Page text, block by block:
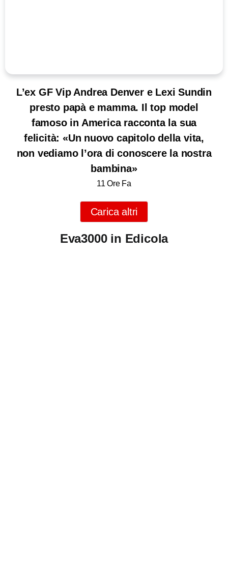
L’ex GF Vip Andrea Denver e Lexi Sundin
presto papà e mamma. Il top model
famoso in America racconta la sua
felicità: «Un nuovo capitolo della vita,
non vediamo l’ora di conoscere la nostra
bambina»
11 Ore Fa
Carica altri
Eva3000 in Edicola